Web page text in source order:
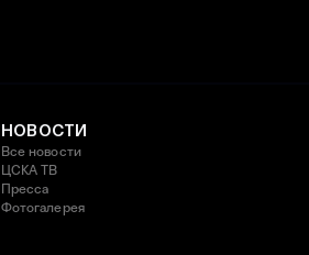
НОВОСТИ
Все новости
ЦСКА ТВ
Пресса
Фотогалерея